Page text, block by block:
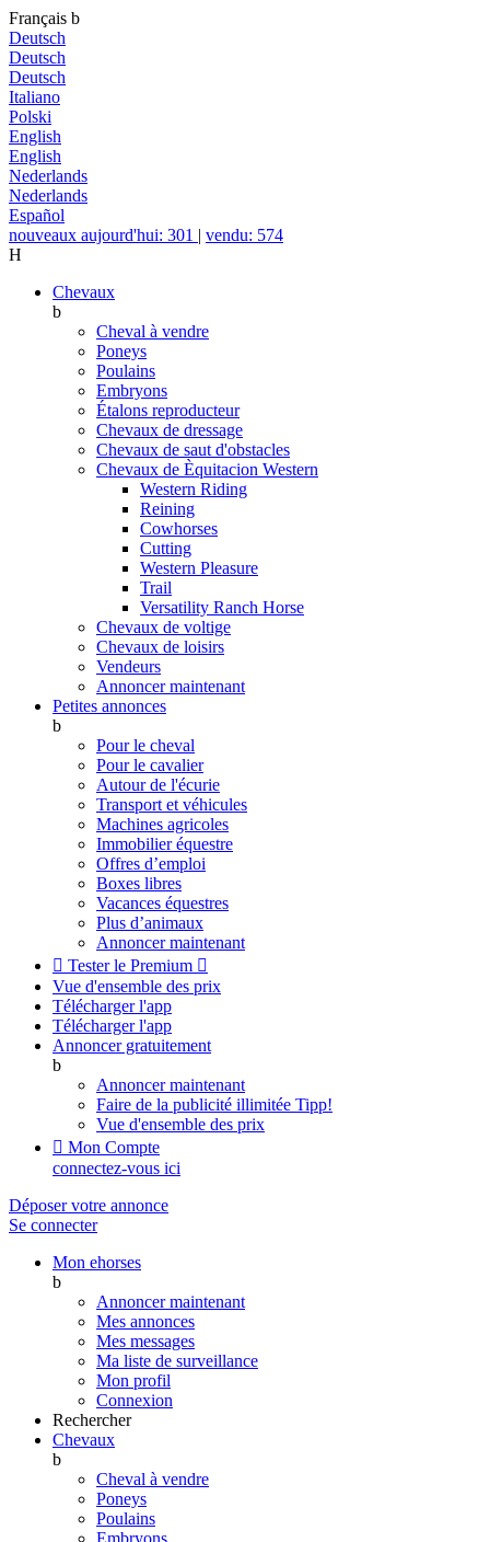
Français b
Deutsch
Deutsch
Deutsch
Italiano
Polski
English
English
Nederlands
Nederlands
Español
nouveaux aujourd'hui: 301 | vendu: 574
H
Chevaux
b
Cheval à vendre
Poneys
Poulains
Embryons
Étalons reproducteur
Chevaux de dressage
Chevaux de saut d'obstacles
Chevaux de Èquitacion Western
Western Riding
Reining
Cowhorses
Cutting
Western Pleasure
Trail
Versatility Ranch Horse
Chevaux de voltige
Chevaux de loisirs
Vendeurs
Annoncer maintenant
Petites annonces
b
Pour le cheval
Pour le cavalier
Autour de l'écurie
Transport et véhicules
Machines agricoles
Immobilier équestre
Offres d’emploi
Boxes libres
Vacances équestres
Plus d’animaux
Annoncer maintenant
 Tester le Premium 
Vue d'ensemble des prix
Télécharger l'app
Télécharger l'app
Annoncer gratuitement
b
Annoncer maintenant
Faire de la publicité illimitée Tipp!
Vue d'ensemble des prix
 Mon Compte
connectez-vous ici
Déposer votre annonce
Se connecter
Mon ehorses
b
Annoncer maintenant
Mes annonces
Mes messages
Ma liste de surveillance
Mon profil
Connexion
Rechercher
Chevaux
b
Cheval à vendre
Poneys
Poulains
Embryons